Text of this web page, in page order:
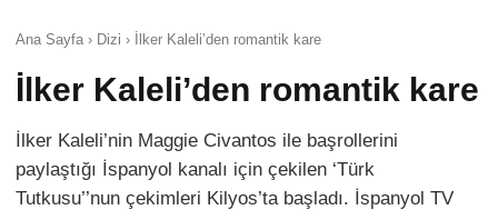
Ana Sayfa › Dizi › İlker Kaleli’den romantik kare
İlker Kaleli’den romantik kare
İlker Kaleli’nin Maggie Civantos ile başrollerini
paylaştığı İspanyol kanalı için çekilen ‘Türk
Tutkusu’’nun çekimleri Kilyos’ta başladı. İspanyol TV